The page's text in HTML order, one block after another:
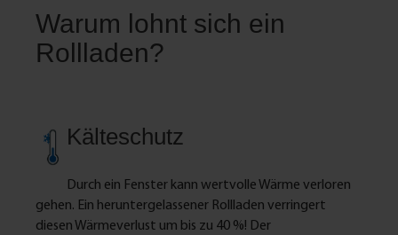
Warum lohnt sich ein
Rollladen?
Kälteschutz
Durch ein Fenster kann wertvolle Wärme verloren
gehen. Ein heruntergelassener Rollladen verringert
diesen Wärmeverlust um bis zu 40 %! Der